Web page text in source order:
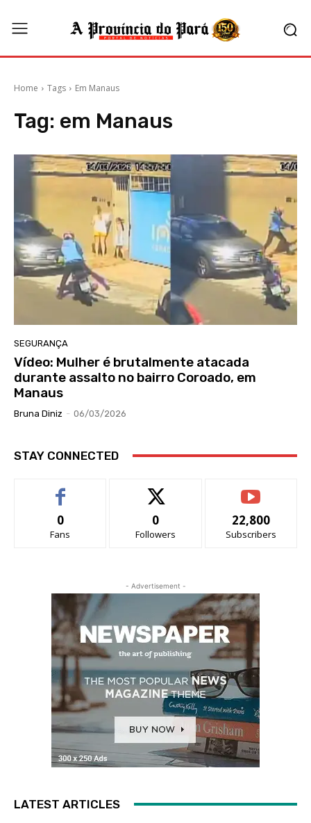
Home Tags Em Manaus
Tag: em Manaus
SEGURANÇA
Vídeo: Mulher é brutalmente atacada
durante assalto no bairro Coroado, em
Manaus
Bruna Diniz - 06/03/2026
STAY CONNECTED
0
Fans
0
Followers
22,800
Subscribers
- Advertisement -
LATEST ARTICLES